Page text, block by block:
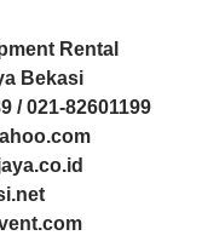
Rental
Bekasi
/ 021-82601199